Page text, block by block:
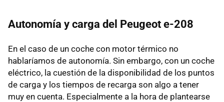
Autonomía y carga del Peugeot e-208
En el caso de un coche con motor térmico no
hablaríamos de autonomía. Sin embargo, con un coche
eléctrico, la cuestión de la disponibilidad de los puntos
de carga y los tiempos de recarga son algo a tener
muy en cuenta. Especialmente a la hora de plantearse